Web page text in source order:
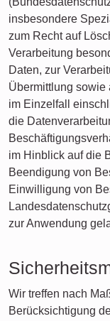
insbesondere
zum Recht auf
Verarbeitung
Daten, zur
Übermittlung sowie
im Einzelfall
die
im Hinblick auf die
Beendigung von
Einwilligung von
zur Anwendung
Wir treffen nach
Berücksichtigung